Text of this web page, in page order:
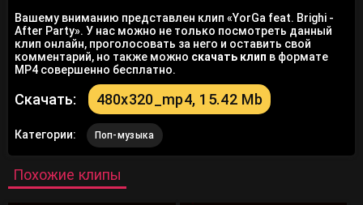
Вашему вниманию представлен клип «YorGa feat. Brighi -
After Party». У нас можно не только посмотреть данный
клип онлайн, проголосовать за него и оставить свой
комментарий, но также можно скачать клип в формате
MP4 совершенно бесплатно.
Скачать: 480x320_mp4, 15.42 Mb
Категории: Поп-музыка
Похожие клипы